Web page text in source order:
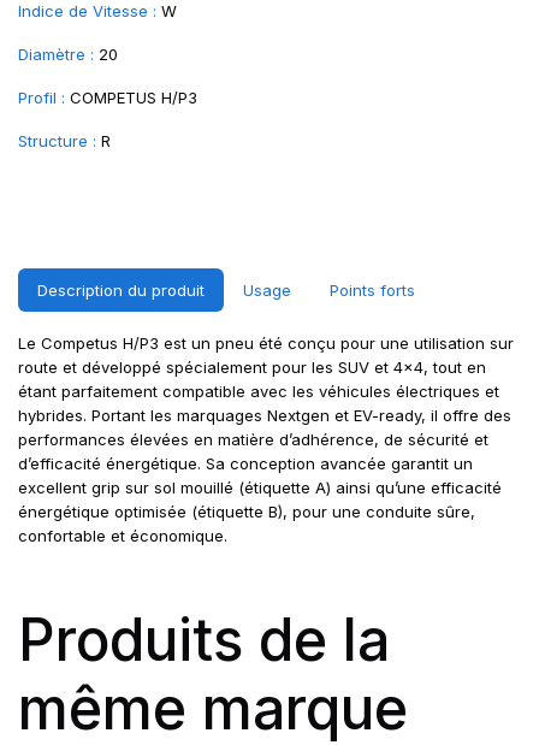
Indice de Vitesse : W
Diamètre : 20
Profil : COMPETUS H/P3
Structure : R
Description du produit Usage Points forts
Le Competus H/P3 est un pneu été conçu pour une utilisation sur
route et développé spécialement pour les SUV et 4x4, tout en
étant parfaitement compatible avec les véhicules électriques et
hybrides. Portant les marquages Nextgen et EV-ready, il offre des
performances élevées en matière d’adhérence, de sécurité et
d’efficacité énergétique. Sa conception avancée garantit un
excellent grip sur sol mouillé (étiquette A) ainsi qu’une efficacité
énergétique optimisée (étiquette B), pour une conduite sûre,
confortable et économique.
Produits de la
même marque